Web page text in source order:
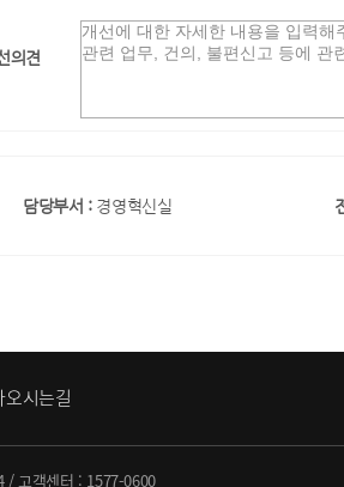
의견
담당부서 : 경영혁신실
오시는길
/ 고객센터 : 1577-0600